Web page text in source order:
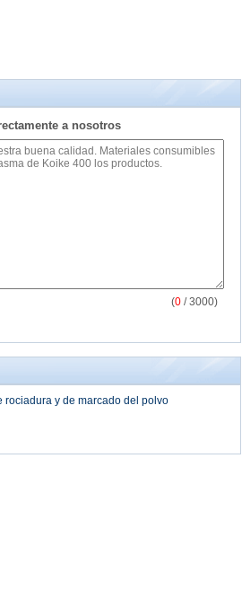
a nosotros
(0 / 3000)
rociadura y de marcado del polvo